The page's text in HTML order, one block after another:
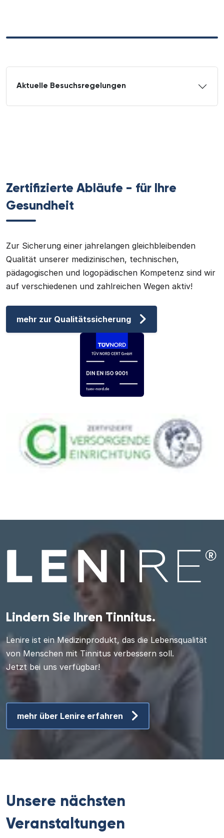
Aktuelle Besuchsregelungen
Zertifizierte Abläufe - für Ihre
Gesundheit
Zur Sicherung einer jahrelangen gleichbleibenden
Qualität unserer medizinischen, technischen,
pädagogischen und logopädischen Kompetenz sind wir
auf verschiedenen und zahlreichen Wegen aktiv!
mehr zur Qualitätssicherung
Lindern Sie Ihren Tinnitus.
Lenire ist ein Medizinprodukt, das die Lebensqualität
von Menschen mit Tinnitus verbessern soll.
Jetzt bei uns verfügbar!
mehr über Lenire erfahren
Unsere nächsten
Veranstaltungen